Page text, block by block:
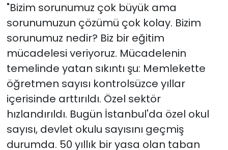
"Bizim sorunumuz çok büyük ama
sorunumuzun çözümü çok kolay. Bizim
sorunumuz nedir? Biz bir eğitim
mücadelesi veriyoruz. Mücadelenin
temelinde yatan sıkıntı şu: Memlekette
öğretmen sayısı kontrolsüzce yıllar
içerisinde arttırıldı. Özel sektör
hızlandırıldı. Bugün İstanbul'da özel okul
sayısı, devlet okulu sayısını geçmiş
durumda. 50 yıllık bir yasa olan taban